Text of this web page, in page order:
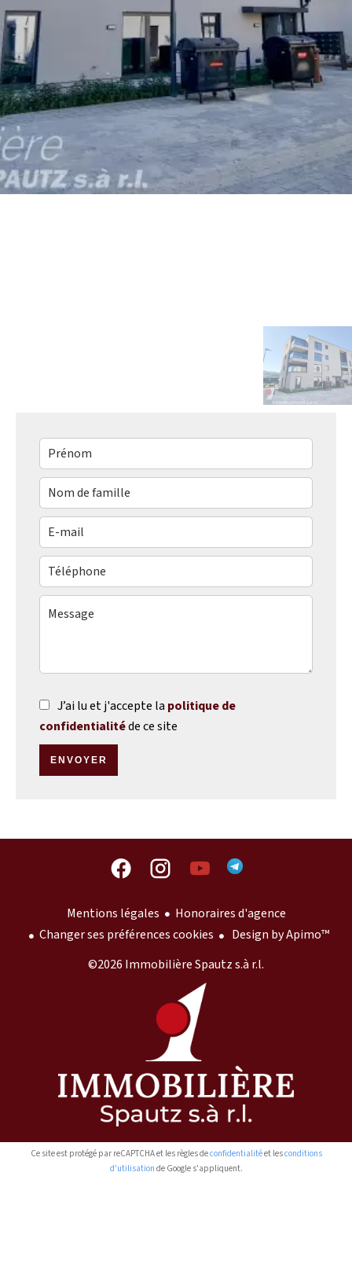
J’ai lu et j'accepte la politique de
confidentialitéde ce site
ENVOYER
Mentions légales
Honoraires d'agence
Changer ses préférences cookies
Design byApimo™
©2026 Immobilière Spautz s.à r.l.
Ce site est protégé par reCAPTCHA et les règles deconfidentialitéet lesconditions
d'utilisation de Google s'appliquent.